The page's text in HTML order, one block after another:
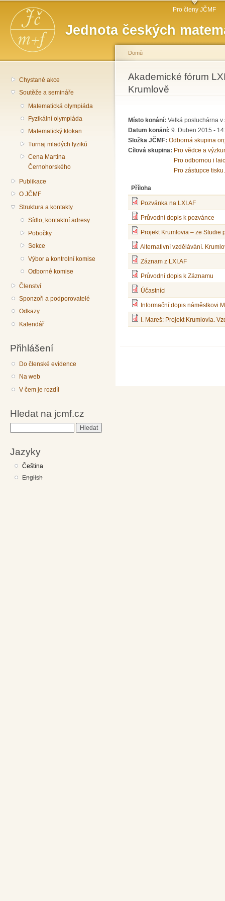
Jednota českých
Hlavní menu Pro členy JČMF
Chystané akce
Soutěže a semináře
Matematická olympiáda
Fyzikální olympiáda
Matematický klokan
Turnaj mladých fyziků
Cena Martina
Černohorského
Publikace
O JČMF
Struktura a kontakty
Sídlo, kontaktní adresy
Pobočky
Sekce
Výbor a kontrolní komise
Odborné komise
Členství
Sponzoři a podporovatelé
Odkazy
Kalendář
Přihlášení
Do členské evidence
Na web
V čem je rozdíl
Hledat na jcmf.cz
Jazyky
Čeština
English
Jste zde
Domů
Akademické fórum
Krumlově
Místo konání: Velká posluchárna v
Datum konání: 9. Duben 2015 -
Složka JČMF: Odborná skupina
Cílová skupina: Pro vědce a
Pro odbornou i
Pro zástupce tisku.
Příloha
Pozvánka na LXI.AF
Průvodní dopis k pozvánce
Projekt Krumlovia – ze Studie
Alternativní vzdělávání.
Záznam z LXI.AF
Průvodní dopis k Záznamu
Účastníci
Informační dopis náměstkovi
I. Mareš: Projekt Krumlovia.